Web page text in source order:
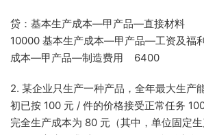
贷：基本生产成本—甲产品—直接材料
10000 基本生产成本—甲产品—工资及
成本—甲产品—制造费用 6400
2. 某企业只生产一种产品，全年最大生产
初已按 100 元 / 件的价格接受正常任务
完全生产成本为 80 元（其中，单位固定生